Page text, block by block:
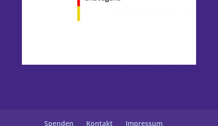
Spenden Kontakt Impressum